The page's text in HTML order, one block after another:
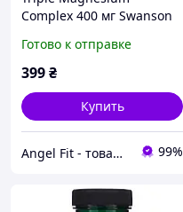
Complex 400 мг Swanson
Готово к отправке
399₴
Купить
Angel Fit - товари для здоров'я, спорту та активного життя 99%